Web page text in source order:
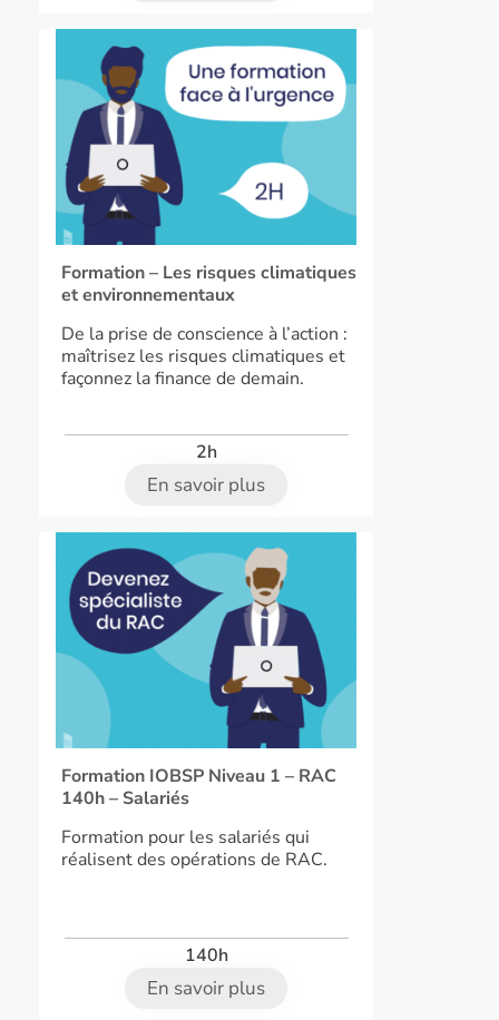
Formation – Les risques climatiques
et environnementaux
De la prise de conscience à l’action :
maîtrisez les risques climatiques et
façonnez la finance de demain.
2h
En savoir plus
Formation IOBSP Niveau 1 – RAC
140h – Salariés
Formation pour les salariés qui
réalisent des opérations de RAC.
140h
En savoir plus